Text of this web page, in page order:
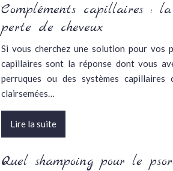
Compléments capillaires :
perte de cheveux
Si vous cherchez une solution pour vos
capillaires sont la réponse dont vous
perruques ou des systèmes
clairsemées…
Lire la suite
Quel shampoing pour le